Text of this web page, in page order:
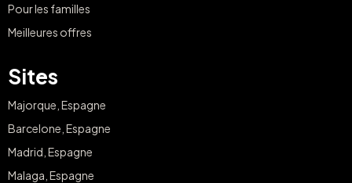
Pour les familles
Meilleures offres
Sites
Majorque, Espagne
Barcelone, Espagne
Madrid, Espagne
Malaga, Espagne